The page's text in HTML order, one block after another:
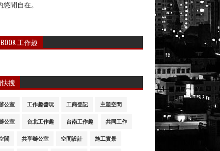
悠閒自在。
工作趣
搜
公室 工作趣醬玩 工商登記 主題空間
公室 台北工作趣 台南工作趣 共同工作
間 共享辦公室 空間設計 施工實景